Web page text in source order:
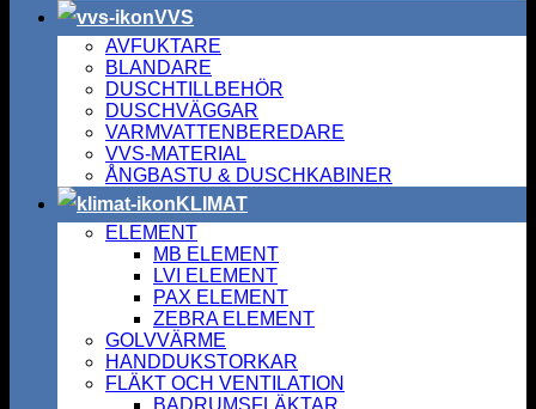
VVS
AVFUKTARE
BLANDARE
DUSCHTILLBEHÖR
DUSCHVÄGGAR
VARMVATTENBEREDARE
VVS-MATERIAL
ÅNGBASTU & DUSCHKABINER
KLIMAT
ELEMENT
MB ELEMENT
LVI ELEMENT
PAX ELEMENT
ZEBRA ELEMENT
GOLVVÄRME
HANDDUKSTORKAR
FLÄKT OCH VENTILATION
BADRUMSFLÄKTAR